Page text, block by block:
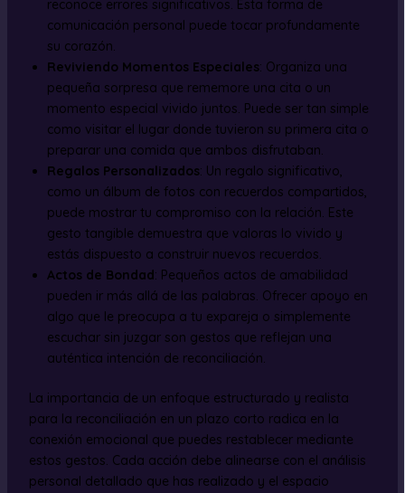
reconoce errores significativos. Esta forma de
comunicación personal puede tocar profundamente
su corazón.
Reviviendo Momentos Especiales: Organiza una
pequeña sorpresa que rememore una cita o un
momento especial vivido juntos. Puede ser tan simple
como visitar el lugar donde tuvieron su primera cita o
preparar una comida que ambos disfrutaban.
Regalos Personalizados: Un regalo significativo,
como un álbum de fotos con recuerdos compartidos,
puede mostrar tu compromiso con la relación. Este
gesto tangible demuestra que valoras lo vivido y
estás dispuesto a construir nuevos recuerdos.
Actos de Bondad : Pequeños actos de amabilidad
pueden ir más allá de las palabras. Ofrecer apoyo en
algo que le preocupa a tu expareja o simplemente
escuchar sin juzgar son gestos que reflejan una
auténtica intención de reconciliación.
La importancia de un enfoque estructurado y realista
para la reconciliación en un plazo corto radica en la
conexión emocional que puedes restablecer mediante
estos gestos. Cada acción debe alinearse con el análisis
personal detallado que has realizado y el espacio